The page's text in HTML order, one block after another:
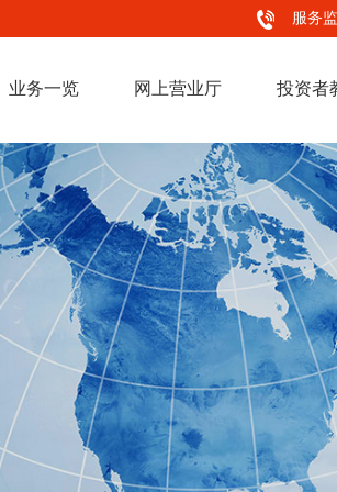
服务
业务一览 网上营业厅 投资者